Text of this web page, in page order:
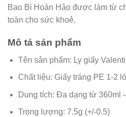
Bao Bì Hoàn Hảo được làm từ
toàn cho sức khoẻ.
Mô tả sản phẩm
Tên sản phẩm: Ly giấy
Chất liệu: Giấy tráng PE 1-2
Dung tích: Đa dạng từ 360ml
Trọng lượng: 7.5g (+/-0.5)